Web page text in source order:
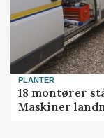
PLANTER
18 montører
Maskiner